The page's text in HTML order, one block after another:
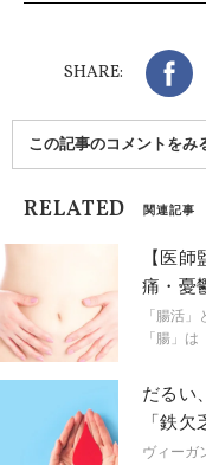
て、「
素果子
を活かし
SHARE:
この記事のコメントをみ
RELATED 関連記事
【医
痛・憂
不調が
「腸活
「腸」
わかる
のために
≪素果子
は」を分
だるい
「鉄
足を防
ヴィーガ